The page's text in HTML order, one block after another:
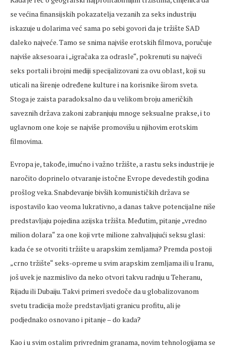
se većina finansijskih pokazatelja vezanih za seks industriju
iskazuje u dolarima već sama po sebi govori da je tržište SAD
daleko najveće. Tamo se snima najviše erotskih filmova, poručuje
najviše aksesoara i „igračaka za odrasle“, pokrenuti su najveći
seks portali i brojni mediji specijalizovani za ovu oblast, koji su
uticali na širenje određene kulture i na korisnike širom sveta.
Stoga je zaista paradoksalno da u velikom broju američkih
saveznih država zakoni zabranjuju mnoge seksualne prakse, i to
uglavnom one koje se najviše promovišu u njihovim erotskim
filmovima.
Evropa je, takođe, imućno i važno tržište, a rastu seks industrije je
naročito doprinelo otvaranje istočne Evrope devedestih godina
prošlog veka. Snabdevanje bivših komunističkih država se
ispostavilo kao veoma lukrativno, a danas takve potencijalne niše
predstavljaju pojedina azijska tržišta. Međutim, pitanje „vredno
milion dolara“ za one koji vrte milione zahvaljujući seksu glasi:
kada će se otvoriti tržište u arapskim zemljama? Premda postoji
„crno tržište“ seks-opreme u svim arapskim zemljama ili u Iranu,
još uvek je nazmislivo da neko otvori takvu radnju u Teheranu,
Rijadu ili Dubaiju. Takvi primeri svedoče da u globalizovanom
svetu tradicija može predstavljati granicu profitu, ali je
podjednako osnovano i pitanje – do kada?
Kao i u svim ostalim privrednim granama, novim tehnologijama se